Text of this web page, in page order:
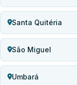
Santa Quitéria
São Miguel
Umbará